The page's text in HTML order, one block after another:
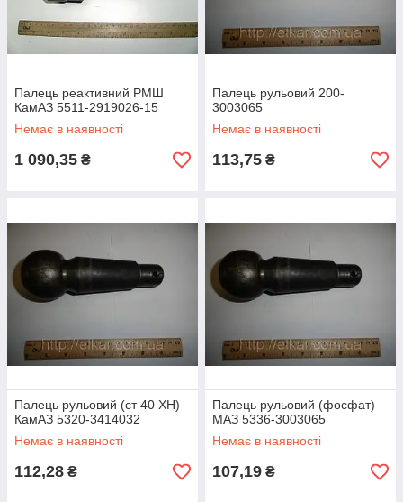
Палець реактивний РМШ
КамАЗ 5511-2919026-15
Немає в наявності
1 090,35 ₴
Палець рульовий 200-
3003065
Немає в наявності
113,75 ₴
Палець рульовий (ст 40 ХН)
КамАЗ 5320-3414032
Немає в наявності
112,28 ₴
Палець рульовий (фосфат)
МАЗ 5336-3003065
Немає в наявності
107,19 ₴